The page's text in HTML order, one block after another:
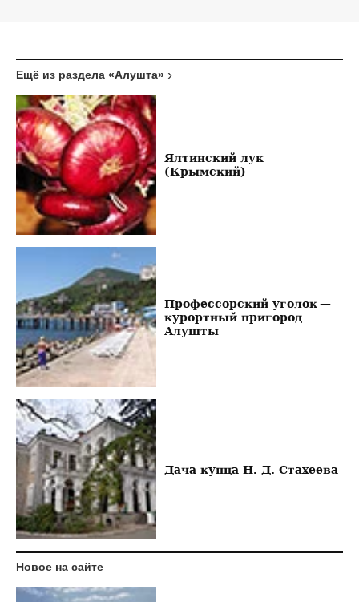
Ещё из раздела «Алушта»
Ялтинский лук
(Крымский)
Профессорский уголок —
курортный пригород
Алушты
Дача купца Н. Д. Стахеева
Новое на сайте